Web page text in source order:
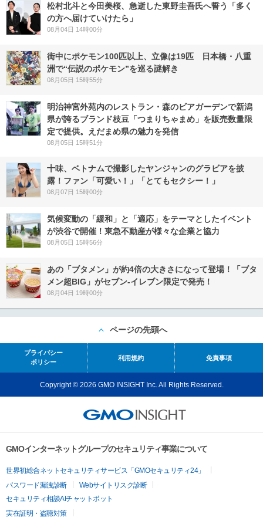
松村北斗と今田美桜、急逝した東野圭吾氏へ誓う「多く
の方へ届けていけたら」
08月04日 14時00分
街中にポケモン100匹以上、立像は19匹 日本橋・八重
洲で“伝説のポケモン”を巡る謎解き
08月05日 15時55分
明治神宮外苑内のレストラン・森のビアガーデンで新潟
県が誇るブランド枝豆「つまりちゃまめ」を販売数量限
定で提供。えだまめ県の魅力を発信
08月05日 15時51分
十味、ベトナムで撮影したヤンジャンのグラビアを披
露！ファン「可愛い！」「とてもセクシー！」
08月07日 15時00分
気候変動の「緩和」と「適応」をテーマとしたイベント
が渋谷で開催！東急不動産が様々な企業と協力
08月05日 15時56分
あの「ブタメン」が約4倍の大きさになって登場！「ブタ
メン超BIG」がセブン‐イレブン限定で発売！
08月04日 19時00分
ページの先頭へ
プライバシー
ポリシー
利用規約 免責事項
Copyright © 2026 GMO INSIGHT Inc. All Rights Reserved.
GMOインターネットグループのセキュリティ事業について
世界初総合ネットセキュリティサービス「GMOセキュリティ24」
パスワード漏洩診断
Webサイトリスク診断
セキュリティ相談AIチャットボット
実在証明・盗聴対策